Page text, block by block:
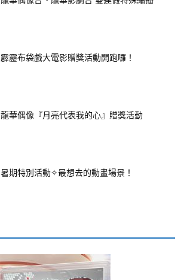
霹靂布袋戲大電影贈獎活動開跑囉！
龍華偶像『月亮代表我的心』贈獎活動
暑期特別活動✧最想去的動畫場景！